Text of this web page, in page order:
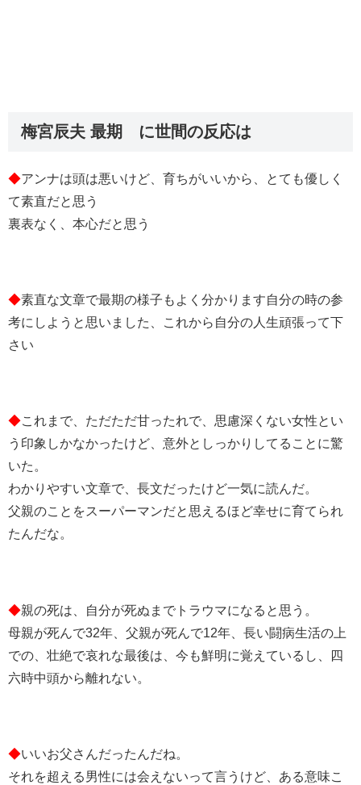
梅宮辰夫 最期 に世間の反応は
◆アンナは頭は悪いけど、育ちがいいから、とても優しく
て素直だと思う
裏表なく、本心だと思う
◆素直な文章で最期の様子もよく分かります自分の時の参
考にしようと思いました、これから自分の人生頑張って下
さい
◆これまで、ただただ甘ったれで、思慮深くない女性とい
う印象しかなかったけど、意外としっかりしてることに驚
いた。
わかりやすい文章で、長文だったけど一気に読んだ。
父親のことをスーパーマンだと思えるほど幸せに育てられ
たんだな。
◆親の死は、自分が死ぬまでトラウマになると思う。
母親が死んで32年、父親が死んで12年、長い闘病生活の上
での、壮絶で哀れな最後は、今も鮮明に覚えているし、四
六時中頭から離れない。
◆いいお父さんだったんだね。
それを超える男性には会えないって言うけど、ある意味こ